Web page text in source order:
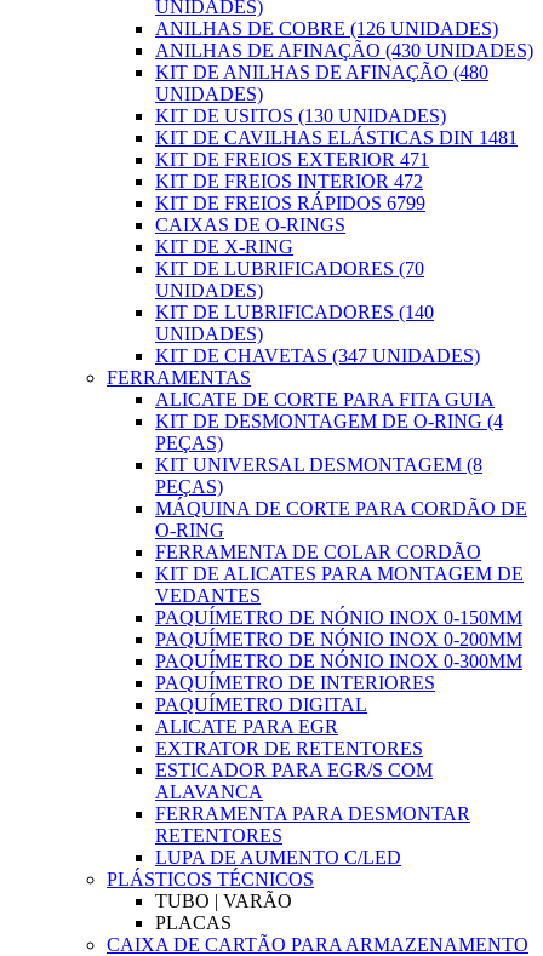
UNIDADES)
ANILHAS DE COBRE (126 UNIDADES)
ANILHAS DE AFINAÇÃO (430 UNIDADES)
KIT DE ANILHAS DE AFINAÇÃO (480
UNIDADES)
KIT DE USITOS (130 UNIDADES)
KIT DE CAVILHAS ELÁSTICAS DIN 1481
KIT DE FREIOS EXTERIOR 471
KIT DE FREIOS INTERIOR 472
KIT DE FREIOS RÁPIDOS 6799
CAIXAS DE O-RINGS
KIT DE X-RING
KIT DE LUBRIFICADORES (70
UNIDADES)
KIT DE LUBRIFICADORES (140
UNIDADES)
KIT DE CHAVETAS (347 UNIDADES)
FERRAMENTAS
ALICATE DE CORTE PARA FITA GUIA
KIT DE DESMONTAGEM DE O-RING (4
PEÇAS)
KIT UNIVERSAL DESMONTAGEM (8
PEÇAS)
MÁQUINA DE CORTE PARA CORDÃO DE
O-RING
FERRAMENTA DE COLAR CORDÃO
KIT DE ALICATES PARA MONTAGEM DE
VEDANTES
PAQUÍMETRO DE NÓNIO INOX 0-150MM
PAQUÍMETRO DE NÓNIO INOX 0-200MM
PAQUÍMETRO DE NÓNIO INOX 0-300MM
PAQUÍMETRO DE INTERIORES
PAQUÍMETRO DIGITAL
ALICATE PARA EGR
EXTRATOR DE RETENTORES
ESTICADOR PARA EGR/S COM
ALAVANCA
FERRAMENTA PARA DESMONTAR
RETENTORES
LUPA DE AUMENTO C/LED
PLÁSTICOS TÉCNICOS
TUBO | VARÃO
PLACAS
CAIXA DE CARTÃO PARA ARMAZENAMENTO